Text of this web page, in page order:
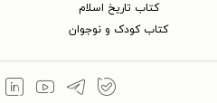
کتاب تاریخ اسلام
کتاب کودک و نوجوان